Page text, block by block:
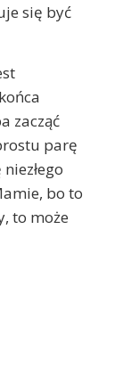
się być
zacząć
parę
bo to
to może